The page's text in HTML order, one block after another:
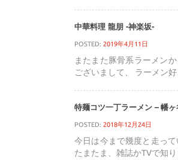
中華料理 龍朋 -神楽坂-
POSTED: 2019年4月11日
またまた豚骨系ラーメン
ございまして、 ラーメン
特麺コツ一丁ラーメン – 幡ヶ
POSTED: 2018年12月24日
今日は今まで幾度と走っ
たまたま、雑誌かTVで知